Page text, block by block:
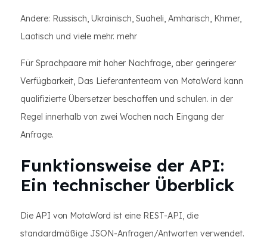
Andere: Russisch, Ukrainisch, Suaheli, Amharisch, Khmer,
Laotisch und viele mehr. mehr
Für Sprachpaare mit hoher Nachfrage, aber geringerer
Verfügbarkeit, Das Lieferantenteam von MotaWord kann
qualifizierte Übersetzer beschaffen und schulen. in der
Regel innerhalb von zwei Wochen nach Eingang der
Anfrage.
Funktionsweise der API:
Ein technischer Überblick
Die API von MotaWord ist eine REST-API, die
standardmäßige JSON-Anfragen/Antworten verwendet.